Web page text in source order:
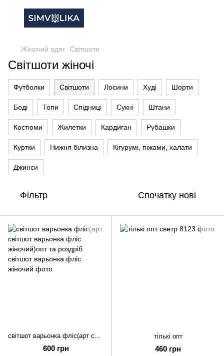
Жіночий одяг Світшоти
Світшоти жіночі
Футболки Світшоти Лосини Худі Шорти
Боді Топи Спідниці Сукні Штани
Костюми Жилетки Кардиган Рубашки
Куртки Нижня білизна Кігурумі, піжами, халати
Джинси
Фільтр Спочатку нові
світшот варьонка фліс(арт світшот варьонка фліс жіночий)опт та роздріб
600 грн
тількі опт
460 грн